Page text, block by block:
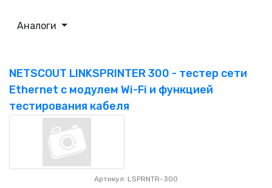
Аналоги
NETSCOUT LINKSPRINTER 300 - тестер сети
Ethernet с модулем Wi-Fi и функцией
тестирования кабеля
Артикул: LSPRNTR-300